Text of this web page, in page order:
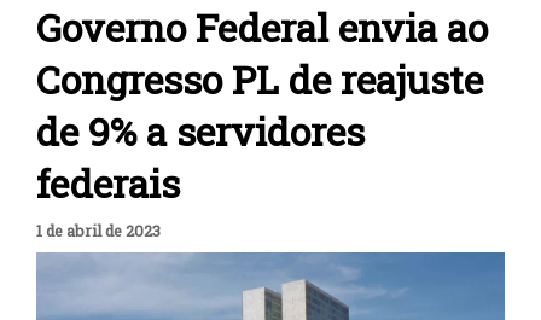
Governo Federal envia ao
Congresso PL de reajuste
de 9% a servidores
federais
1 de abril de 2023